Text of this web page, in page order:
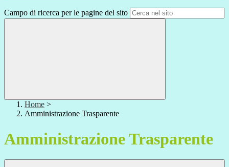
Campo di ricerca per le pagine del sito
Home >
Amministrazione Trasparente
Amministrazione Trasparente